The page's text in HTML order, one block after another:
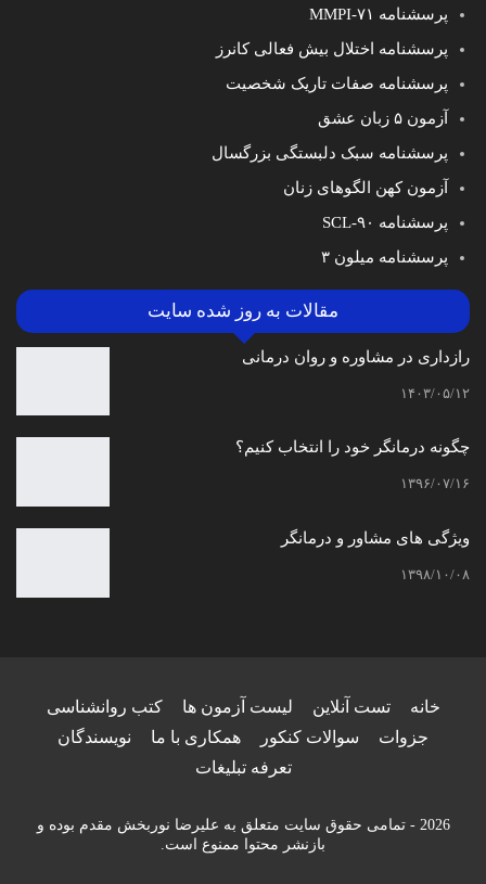
پرسشنامه MMPI-۷۱
پرسشنامه اختلال بیش فعالی کانرز
پرسشنامه صفات تاریک شخصیت
آزمون ۵ زبان عشق
پرسشنامه سبک دلبستگی بزرگسال
آزمون کهن الگوهای زنان
پرسشنامه SCL-۹۰
پرسشنامه میلون ۳
مقالات به روز شده سایت
رازداری در مشاوره و روان درمانی
۱۴۰۳/۰۵/۱۲
چگونه درمانگر خود را انتخاب کنیم؟
۱۳۹۶/۰۷/۱۶
ویژگی های مشاور و درمانگر
۱۳۹۸/۱۰/۰۸
خانه تست آنلاین لیست آزمون ها
کتب روانشناسی
جزوات
سوالات کنکور همکاری با ما
نویسندگان
تعرفه تبلیغات
2026 - تمامی حقوق سایت متعلق به علیرضا نوربخش مقدم بوده و
بازنشر محتوا ممنوع است.